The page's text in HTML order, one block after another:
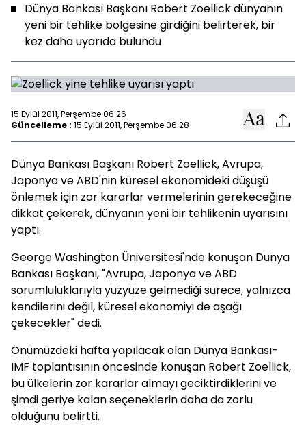
Dünya Bankası Başkanı Robert Zoellick dünyanın
yeni bir tehlike bölgesine girdiğini belirterek, bir
kez daha uyarıda bulundu
15 Eylül 2011, Perşembe 06:26
Güncelleme : 15 Eylül 2011, Perşembe 06:28
Dünya Bankası Başkanı Robert Zoellick, Avrupa,
Japonya ve ABD'nin küresel ekonomideki düşüşü
önlemek için zor kararlar vermelerinin gerekeceğine
dikkat çekerek, dünyanın yeni bir tehlikenin uyarısını
yaptı.
George Washington Üniversitesi'nde konuşan Dünya
Bankası Başkanı, "Avrupa, Japonya ve ABD
sorumluluklarıyla yüzyüze gelmediği sürece, yalnızca
kendilerini değil, küresel ekonomiyi de aşağı
çekecekler" dedi.
Önümüzdeki hafta yapılacak olan Dünya Bankası-
IMF toplantısının öncesinde konuşan Robert Zoellick,
bu ülkelerin zor kararlar almayı geciktirdiklerini ve
şimdi geriye kalan seçeneklerin daha da zorlu
olduğunu belirtti.